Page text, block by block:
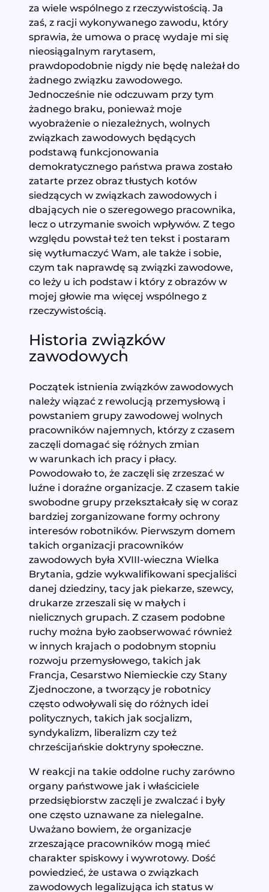
za wiele wspólnego z rzeczywistością. Ja
zaś, z racji wykonywanego zawodu, który
sprawia, że umowa o pracę wydaje mi się
nieosiągalnym rarytasem,
prawdopodobnie nigdy nie będę należał do
żadnego związku zawodowego.
Jednocześnie nie odczuwam przy tym
żadnego braku, ponieważ moje
wyobrażenie o niezależnych, wolnych
związkach zawodowych będących
podstawą funkcjonowania
demokratycznego państwa prawa zostało
zatarte przez obraz tłustych kotów
siedzących w związkach zawodowych i
dbających nie o szeregowego pracownika,
lecz o utrzymanie swoich wpływów. Z tego
względu powstał też ten tekst i postaram
się wytłumaczyć Wam, ale także i sobie,
czym tak naprawdę są związki zawodowe,
co leży u ich podstaw i który z obrazów w
mojej głowie ma więcej wspólnego z
rzeczywistością.
Historia związków
zawodowych
Początek istnienia związków zawodowych
należy wiązać z rewolucją przemysłową i
powstaniem grupy zawodowej wolnych
pracowników najemnych, którzy z czasem
zaczęli domagać się różnych zmian
w warunkach ich pracy i płacy.
Powodowało to, że zaczęli się zrzeszać w
luźne i doraźne organizacje. Z czasem takie
swobodne grupy przekształcały się w coraz
bardziej zorganizowane formy ochrony
interesów robotników. Pierwszym domem
takich organizacji pracowników
zawodowych była XVIII-wieczna Wielka
Brytania, gdzie wykwalifikowani specjaliści
danej dziedziny, tacy jak piekarze, szewcy,
drukarze zrzeszali się w małych i
nielicznych grupach. Z czasem podobne
ruchy można było zaobserwować również
w innych krajach o podobnym stopniu
rozwoju przemysłowego, takich jak
Francja, Cesarstwo Niemieckie czy Stany
Zjednoczone, a tworzący je robotnicy
często odwoływali się do różnych idei
politycznych, takich jak socjalizm,
syndykalizm, liberalizm czy też
chrześcijańskie doktryny społeczne.
W reakcji na takie oddolne ruchy zarówno
organy państwowe jak i właściciele
przedsiębiorstw zaczęli je zwalczać i były
one często uznawane za nielegalne.
Uważano bowiem, że organizacje
zrzeszające pracowników mogą mieć
charakter spiskowy i wywrotowy. Dość
powiedzieć, że ustawa o związkach
zawodowych legalizująca ich status w